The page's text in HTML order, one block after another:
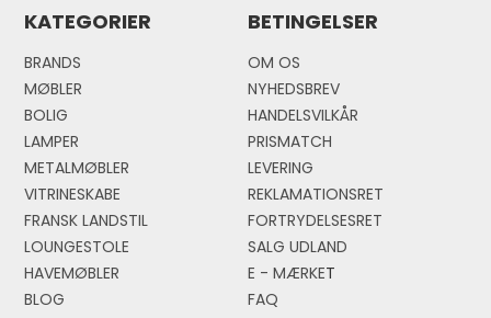
KATEGORIER
BRANDS
MØBLER
BOLIG
LAMPER
METALMØBLER
VITRINESKABE
FRANSK LANDSTIL
LOUNGESTOLE
HAVEMØBLER
BLOG
BETINGELSER
OM OS
NYHEDSBREV
HANDELSVILKÅR
PRISMATCH
LEVERING
REKLAMATIONSRET
FORTRYDELSESRET
SALG UDLAND
E - MÆRKET
FAQ